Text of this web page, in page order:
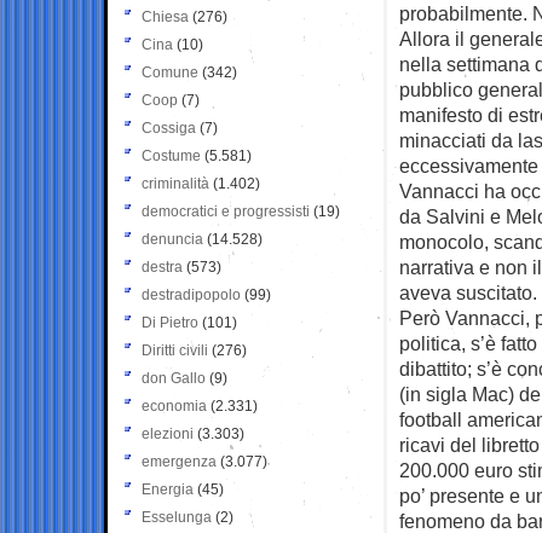
probabilmente.
Allora il
nella settimana
pubblico
manifesto di
minacciati da
Vannacci ha
da Salvini e
monocolo,
narrativa e non
aveva suscitato.
Però Vannacci,
politica, s’è
dibattito; s’è
(in sigla Mac)
football
ricavi del
200.000 euro
po’ presente e
fenomeno da
Chiesa (276)
Cina (10)
Comune (342)
Coop (7)
Cossiga (7)
Costume (5.581)
criminalità (1.402)
democratici e progressisti (19)
denuncia (14.528)
destra (573)
destradipopolo (99)
Di Pietro (101)
Diritti civili (276)
don Gallo (9)
economia (2.331)
elezioni (3.303)
emergenza (3.077)
Energia (45)
Esselunga (2)